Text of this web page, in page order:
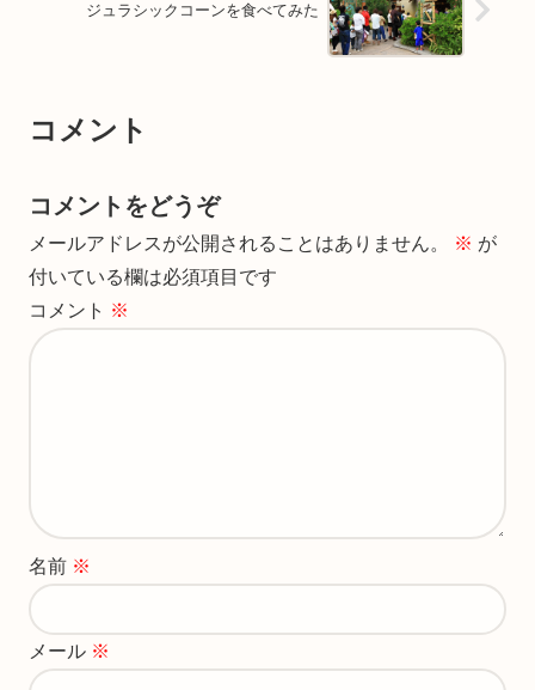
ジュラシックコーンを食べてみた
コメント
コメントをどうぞ
メールアドレスが公開されることはありません。 ※ が
付いている欄は必須項目です
コメント ※
名前 ※
メール ※